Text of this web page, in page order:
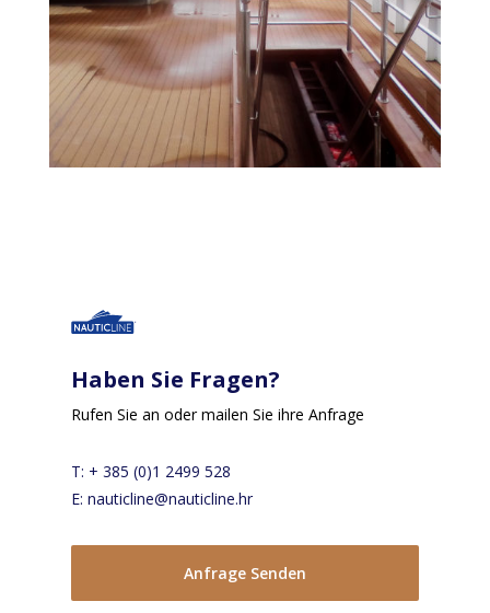
Haben Sie Fragen?
Rufen Sie an oder mailen Sie ihre Anfrage
T: + 385 (0)1 2499 528
E: nauticline@nauticline.hr
Anfrage Senden